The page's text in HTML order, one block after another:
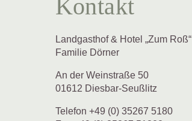
Kontakt
Landgasthof & Hotel „Zum Roß“
Familie Dörner
An der Weinstraße 50
01612 Diesbar-Seußlitz
Telefon +49 (0) 35267 5180